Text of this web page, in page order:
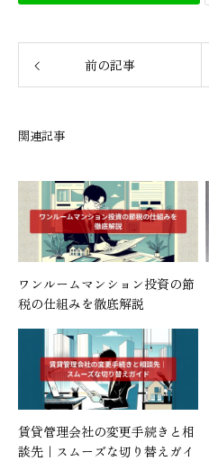
前の記事
関連記事
ワンルームマンション投資の節
税の仕組みを徹底解説
賃貸管理会社の変更手続きと相
談先｜スムーズな切り替えガイ